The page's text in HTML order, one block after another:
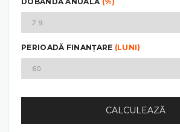
PERIOADĂ FINANȚARE (LUNI)
CALCULEAZĂ